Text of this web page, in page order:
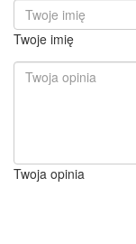
Twoje imię
Twoja opinia